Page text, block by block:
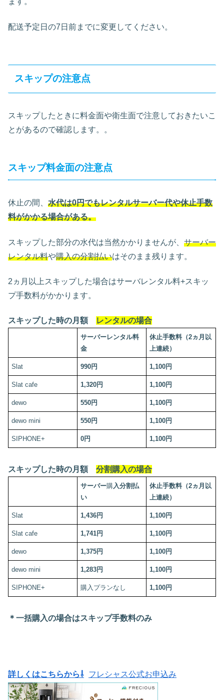
配送予定日の7日前までに変更してください。
スキップの注意点
スキップしたときに料金面や衛生面で注意しておきたいこ
とがあるので確認します。。
スキップ料金面の注意点
休止の間、 水代は0円でもレンタルサーバー代や休止手数
料がかかる場合がある。
スキップした部分の水代は当然かかりませんが、 サーバー
レンタル料や購入の分割払いはそのまま残ります。
2ヵ月以上スキップした場合はサーバレンタル料+スキッ
プ手数料がかかります。
スキップした時の月額 レンタルの場合
サーバーレンタル料
金
休止手数料（2ヵ月以
上連続）
Slat 990円 1,100円
Slat cafe 1,320円 1,100円
dewo 550円 1,100円
dewo mini 550円 1,100円
SIPHONE+ 0円 1,100円
スキップした時の月額 分割購入の場合
サーバー購入分割払
い
休止手数料（2ヵ月以
上連続）
Slat 1,436円 1,100円
Slat cafe 1,741円 1,100円
dewo 1,375円 1,100円
dewo mini 1,283円 1,100円
SIPHONE+ 購入プランなし 1,100円
＊一括購入の場合はスキップ手数料のみ
詳しくはこちらから⇩ フレシャス公式お申込み